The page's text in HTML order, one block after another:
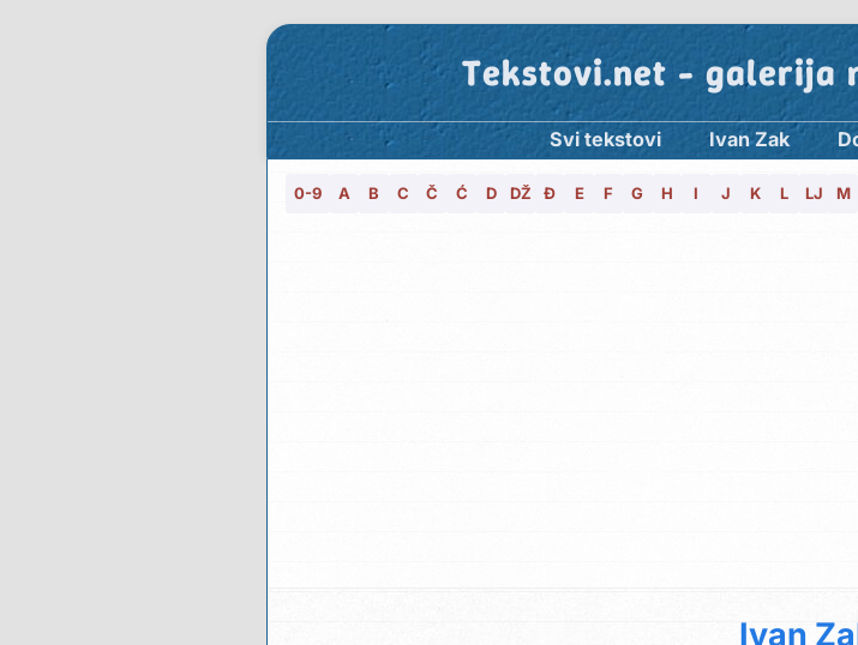
Tekstovi.net - galerija
Svi tekstovi Ivan Zak
0-9 A B C Č Ć D DŽ Đ E F G H I J K L LJ M
Ivan